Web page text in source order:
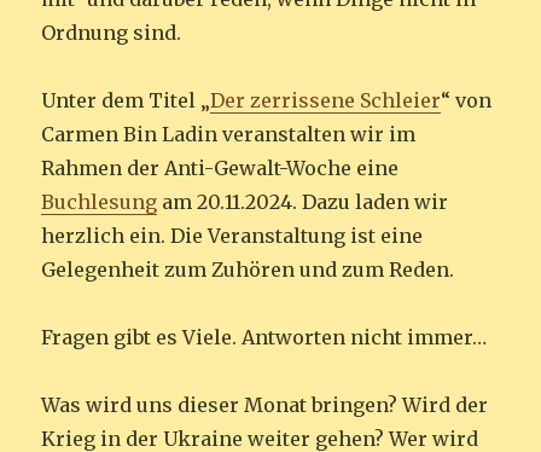
Ordnung sind.
Unter dem Titel „Der zerrissene Schleier“ von
Carmen Bin Ladin veranstalten wir im
Rahmen der Anti-Gewalt-Woche eine
Buchlesung am 20.11.2024. Dazu laden wir
herzlich ein. Die Veranstaltung ist eine
Gelegenheit zum Zuhören und zum Reden.
Fragen gibt es Viele. Antworten nicht immer…
Was wird uns dieser Monat bringen? Wird der
Krieg in der Ukraine weiter gehen? Wer wird